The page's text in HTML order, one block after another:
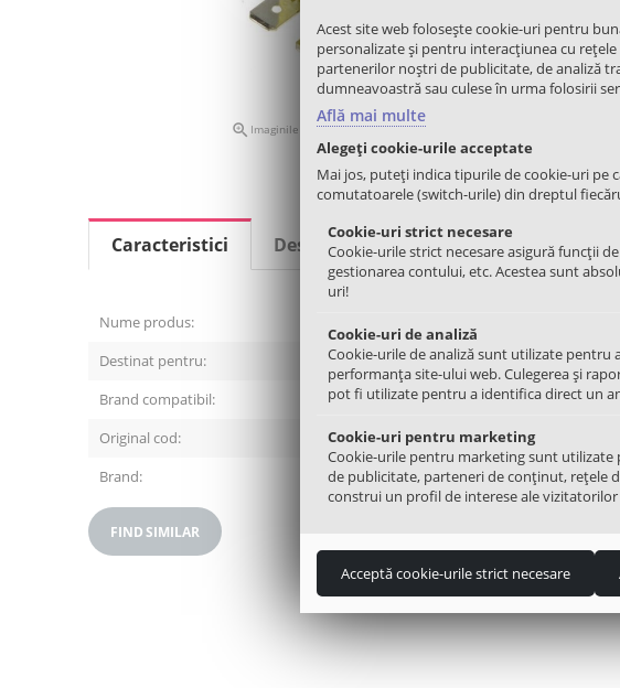
 Imaginile nu creaza obligatii contractuale
Caracteristici Descriere Review-uri
Nume produs:
Destinat pentru:
Masina de spalat vase
Brand compatibil:
Gorenje, Amica, Midea, Teka
Original cod:
306385, 1017838, 81782445
Brand:
Gorenje
FIND SIMILAR
Acest site web folosește cookie-uri pentru
personalizate și pentru interacțiunea cu
partenerilor noștri de publicitate, de analiză
dumneavoastră sau culese în urma folosirii
Află mai multe
Alegeți cookie-urile acceptate
Mai jos, puteți indica tipurile de cookie-uri pe
comutatoarele (switch-urile) din dreptul
Cookie-uri strict necesare
Cookie-urile strict necesare asigură funcții
gestionarea contului, etc. Acestea sunt
uri!
Cookie-uri de analiză
Cookie-urile de analiză sunt utilizate pentru
performanța site-ului web. Culegerea și
pot fi utilizate pentru a identifica direct un
Cookie-uri pentru marketing
Cookie-urile pentru marketing sunt
de publicitate, parteneri de conținut, rețele
construi un profil de interese ale
Acceptă cookie-urile strict necesare